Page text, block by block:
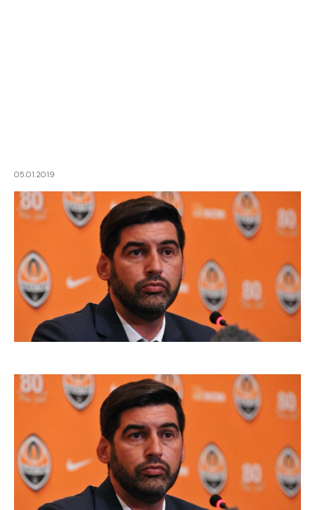
05.01.2019